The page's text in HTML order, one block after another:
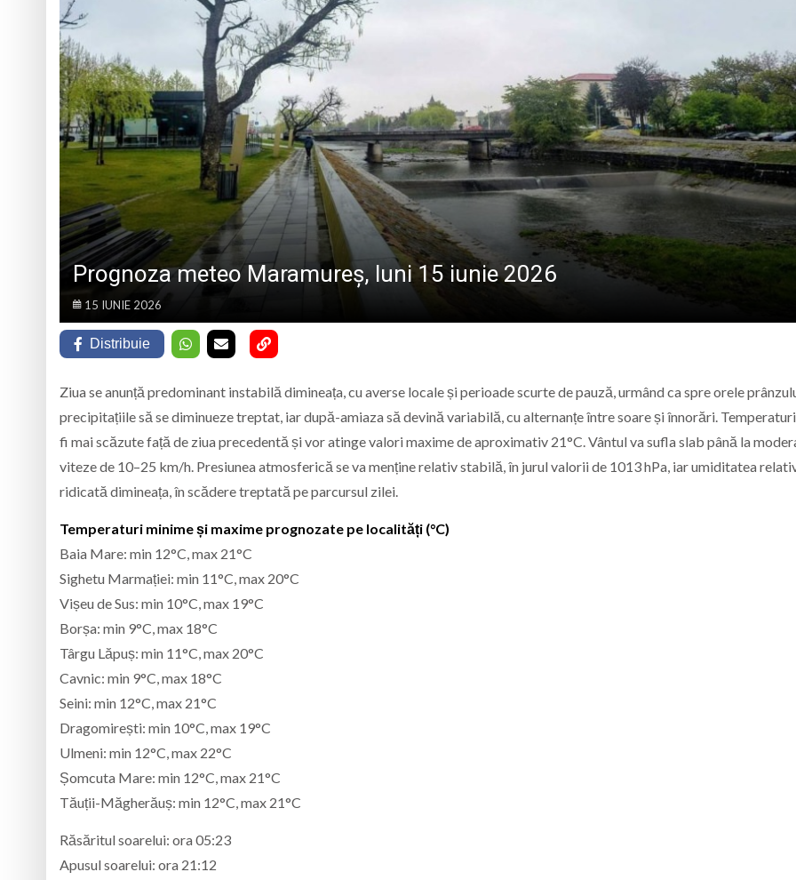
Tatiana Stepa, vocea care nu s-a stins. De la Cenaclul Flacăra la scena folk
Într-o zi de 7 august s-a stins Badea Cârțan, „dacul” care a ajuns pe jos la
Pompierii chemați să intervină la Borșa
Cod roșu la Borșa. Revin ploile torențiale
Prognoza meteo Maramureș, luni 15 iunie 2026
15 IUNIE 2026
Distribuie
Ziua se anunță predominant instabilă dimineața, cu averse locale și perioade scurte de pauză, urmând ca spre orele
precipitațiile să se diminueze treptat, iar după-amiaza să devină variabilă, cu alternanțe între soare și înnorări.
fi mai scăzute față de ziua precedentă și vor atinge valori maxime de aproximativ 21°C. Vântul va sufla slab până la
viteze de 10–25 km/h. Presiunea atmosferică se va menține relativ stabilă, în jurul valorii de 1013 hPa, iar umiditatea
ridicată dimineața, în scădere treptată pe parcursul zilei.
Temperaturi minime și maxime prognozate pe localități (°C)
Baia Mare: min 12°C, max 21°C
Sighetu Marmației: min 11°C, max 20°C
Vișeu de Sus: min 10°C, max 19°C
Borșa: min 9°C, max 18°C
Târgu Lăpuș: min 11°C, max 20°C
Cavnic: min 9°C, max 18°C
Seini: min 12°C, max 21°C
Dragomirești: min 10°C, max 19°C
Ulmeni: min 12°C, max 22°C
Șomcuta Mare: min 12°C, max 21°C
Tăuții-Măgherăuș: min 12°C, max 21°C
Răsăritul soarelui: ora 05:23
Apusul soarelui: ora 21:12